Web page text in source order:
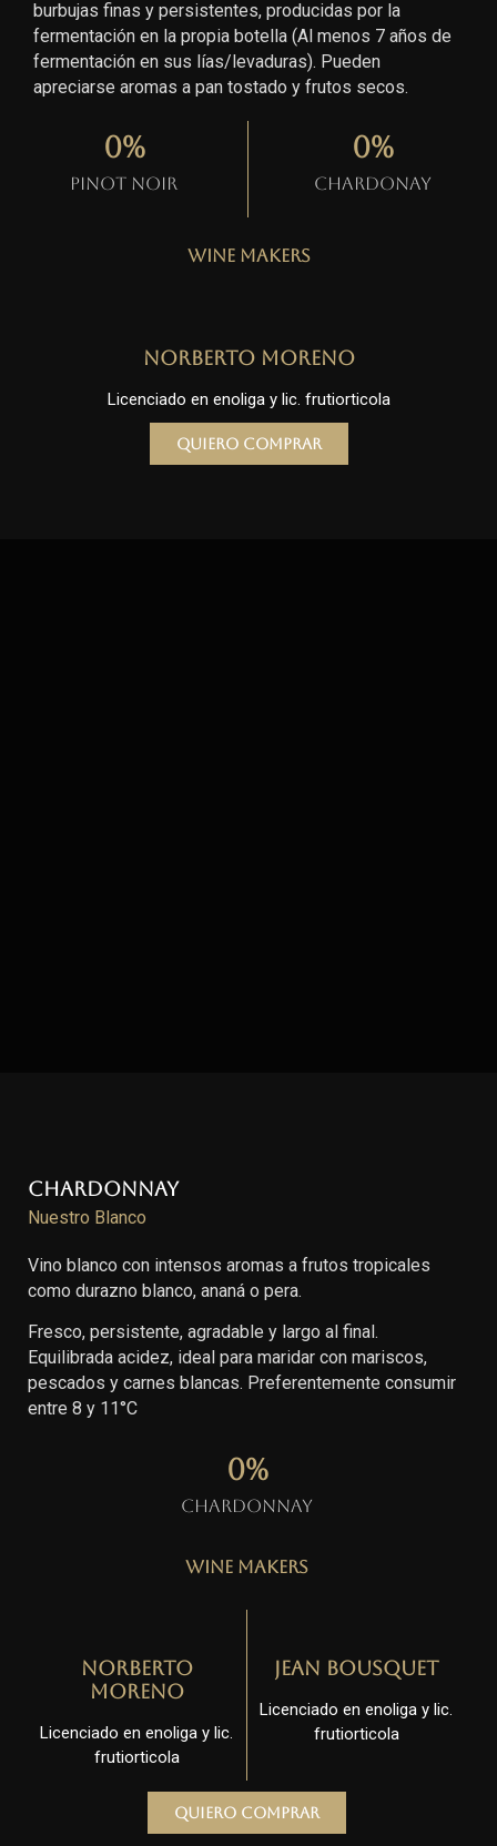
burbujas finas y persistentes, producidas por la
fermentación en la propia botella (Al menos 7 años de
fermentación en sus lías/levaduras). Pueden
apreciarse aromas a pan tostado y frutos secos.
Pinot Noir
0%
Chardonay
0%
Wine Makers
Norberto Moreno
Licenciado en enoliga y lic. frutiorticola
Quiero comprar
Chardonnay
Nuestro Blanco
Vino blanco con intensos aromas a frutos tropicales
como durazno blanco, ananá o pera.
Fresco, persistente, agradable y largo al final.
Equilibrada acidez, ideal para maridar con mariscos,
pescados y carnes blancas. Preferentemente consumir
entre 8 y 11°C
Chardonnay
0%
Wine Makers
Norberto
Moreno
Licenciado en enoliga y lic.
frutiorticola
Jean Bousquet
Licenciado en enoliga y lic.
frutiorticola
Quiero comprar